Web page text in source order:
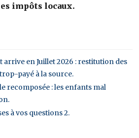
impôts locaux.
en Juillet 2026 : restitution des
payé à la source.
recomposée : les enfants mal
à vos questions 2.